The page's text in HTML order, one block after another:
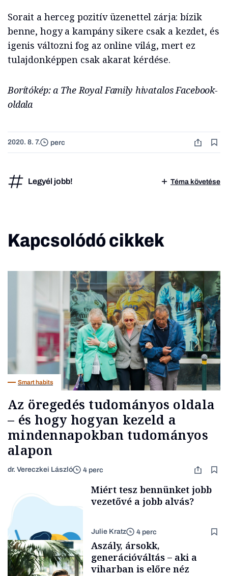
Sorait a herceg pozitív üzenettel zárja: bízik
benne, hogy a kampány sikere csak a kezdet, és
igenis változni fog az online világ, mert ez
tulajdonképpen csak akarat kérdése.
Borítókép: a The Royal Family hivatalos Facebook-
oldala
2020. 8. 7. perc
Legyél jobb! Téma követése
Kapcsolódó cikkek
Smart habits
Az öregedés tudományos oldala
– és hogy hogyan kezeld a
mindennapokban tudományos
alapon
dr. Vereczkei László 4 perc
Miért tesz bennünket jobb
vezetővé a jobb alvás?
Julie Kratz 4 perc
Aszály, ársokk,
generációváltás – aki a
viharban is előre néz